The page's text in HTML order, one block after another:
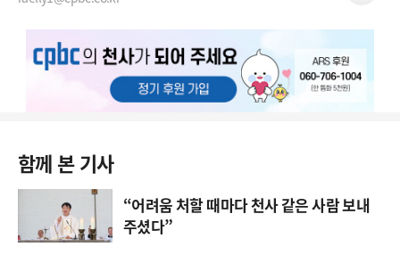
함께 본 기사
“어려움 처할 때마다 천사 같은 사람 보내
주셨다”